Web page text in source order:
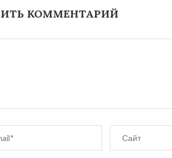
КОММЕНТАРИЙ